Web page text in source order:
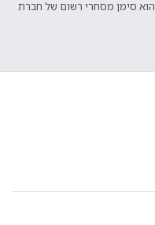
.‏ Java הוא סימן מסחרי רשום של חברת